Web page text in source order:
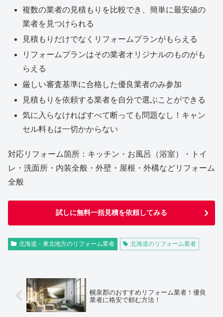
複数の業者の見積もりを比較でき、簡単に最安値の
業者を見つけられる
見積もりだけでなくリフォームプランがもらえる
リフォームプランはその業者オリジナルのものがも
らえる
厳しい審査基準に合格した優良業者のみ参加
見積もりを依頼する業者を自分で選ぶことができる
気に入らなければすべて断っても問題なし！キャン
セル料もは一切かからない
対応リフォーム箇所：キッチン・お風呂（浴室）・トイ
レ・洗面所・内装全般・外壁・屋根・外構などリフォーム
全般
試しに無料一括見積を依頼してみる
北海道・東北地方のリフォーム業者 北海道のリフォーム業者
幌泉郡のおすすめリフォーム業者！優良
業者に格安で頼む方法！